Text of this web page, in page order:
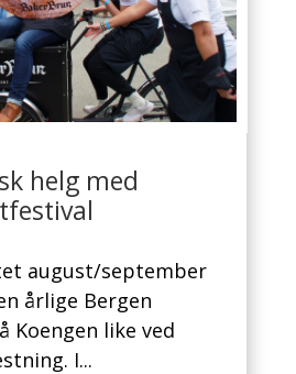
helg med
august/september
årlige Bergen
Koengen like ved
I...